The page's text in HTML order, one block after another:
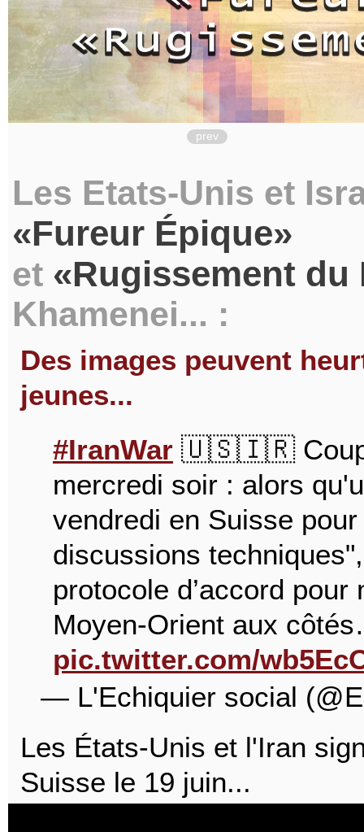
prev
Les Etats-Unis et
Fureur Épique
et Rugissement du
Khamenei... :
Des images peuvent
jeunes...
#IranWar 🇺🇸🇮🇷 Coup
mercredi soir : alors
vendredi en Suisse
discussions
protocole d’accord
Moyen-Orient aux
pic.twitter.com/
— L'Echiquier social
Les États-Unis et l'Iran
Suisse le 19 juin...